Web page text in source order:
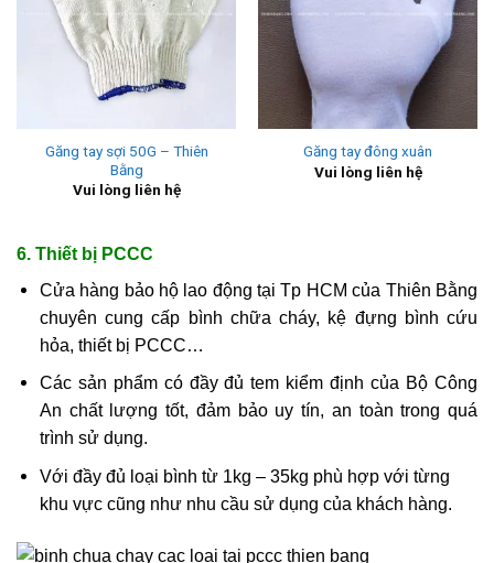
Găng tay sợi 50G – Thiên
Bằng
Vui lòng liên hệ
Găng tay đông xuân
Vui lòng liên hệ
6. Thiết bị PCCC
Cửa hàng bảo hộ lao động tại Tp HCM của Thiên Bằng
chuyên cung cấp bình chữa cháy, kệ đựng bình cứu
hỏa, thiết bị PCCC…
Các sản phẩm có đầy đủ tem kiểm định của Bộ Công
An chất lượng tốt, đảm bảo uy tín, an toàn trong quá
trình sử dụng.
Với đầy đủ loại bình từ 1kg – 35kg phù hợp với từng
khu vực cũng như nhu cầu sử dụng của khách hàng.